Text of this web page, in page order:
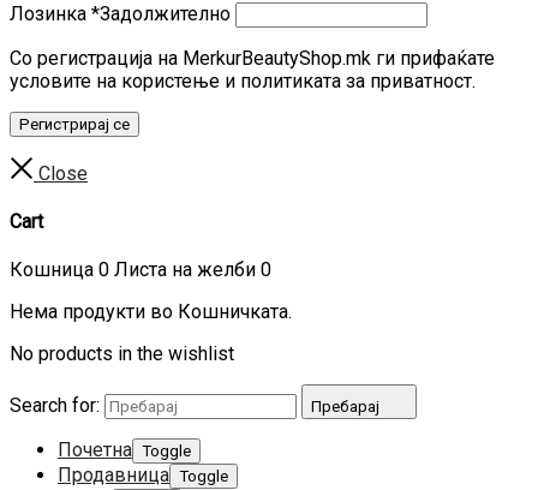
Лозинка *Задолжително
Со регистрација на MerkurBeautyShop.mk ги прифаќате
условите на користење и политиката за приватност.
Регистрирај се
Close
Cart
Кошница 0 Листа на желби 0
Нема продукти во Кошничката.
No products in the wishlist
Search for: Пребарај
Почетна Toggle
Продавница Toggle